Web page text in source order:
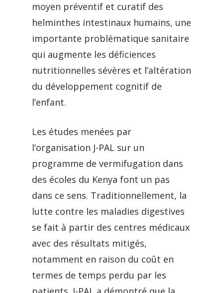
moyen préventif et curatif des
helminthes intestinaux humains, une
importante problématique sanitaire
qui augmente les déficiences
nutritionnelles sévères et l’altération
du développement cognitif de
l’enfant.
Les études menées par
l’organisation J-PAL sur un
programme de vermifugation dans
des écoles du Kenya font un pas
dans ce sens. Traditionnellement, la
lutte contre les maladies digestives
se fait à partir des centres médicaux
avec des résultats mitigés,
notamment en raison du coût en
termes de temps perdu par les